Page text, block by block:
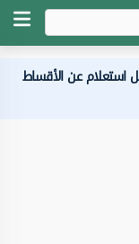
استعلام عن الأقساط